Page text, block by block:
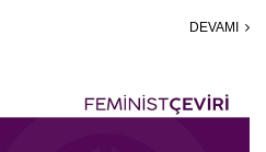
DEVAMI